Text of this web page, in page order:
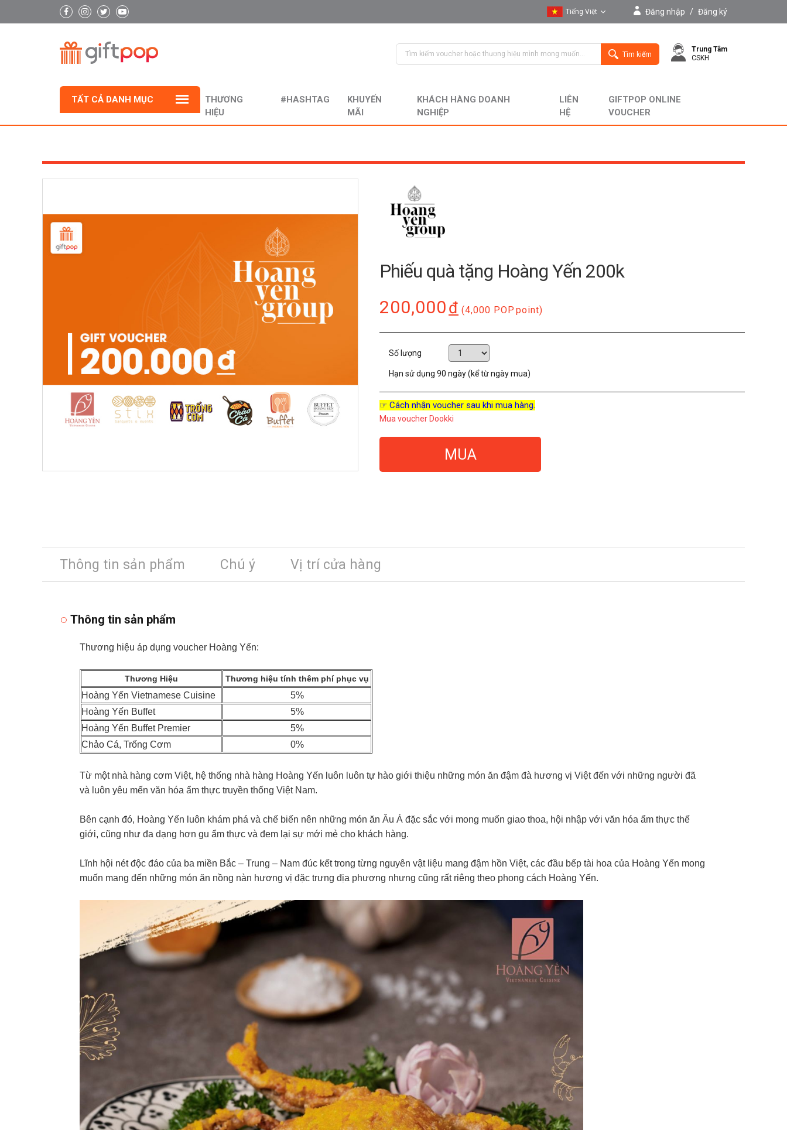
Tiếng Việt
English
Đăng nhập / Đăng ký
Tìm kiếm
Trung Tâm
CSKH
TẤT CẢ DANH MỤC
THƯƠNG
HIỆU
#HASHTAG
KHUYẾN
MÃI
KHÁCH HÀNG DOANH
NGHIỆP
LIÊN
HỆ
GIFTPOP ONLINE
VOUCHER
Phiếu quà tặng Hoàng Yến 200k
200,000đ (4,000 POP point)
Số lượng
Hạn sử dụng 90 ngày (kể từ ngày mua)
☞ Cách nhận voucher sau khi mua hàng.
Mua voucher Dookki
MUA
Thông tin sản phẩm Chú ý Vị trí cửa hàng
Thông tin sản phẩm
Thương hiệu áp dụng voucher Hoàng Yến:
Thương Hiệu Thương hiệu tính thêm phí phục vụ
Hoàng Yến Vietnamese Cuisine
5%
Hoàng Yến Buffet
5%
Hoàng Yến Buffet Premier
5%
Chảo Cá, Trống Cơm
0%
Từ một nhà hàng cơm Việt, hệ thống nhà hàng Hoàng Yến luôn luôn tự hào giới thiệu những món ăn đậm đà hương vị Việt đến với những người đã
và luôn yêu mến văn hóa ẩm thực truyền thống Việt Nam.
Bên cạnh đó, Hoàng Yến luôn khám phá và chế biến nên những món ăn Âu Á đặc sắc với mong muốn giao thoa, hội nhập với văn hóa ẩm thực thế
giới, cũng như đa dạng hơn gu ẩm thực và đem lại sự mới mẻ cho khách hàng.
Lĩnh hội nét độc đáo của ba miền Bắc – Trung – Nam đúc kết trong từng nguyên vật liệu mang đậm hồn Việt, các đầu bếp tài hoa của Hoàng Yến mong
muốn mang đến những món ăn nồng nàn hương vị đặc trưng địa phương nhưng cũng rất riêng theo phong cách Hoàng Yến.